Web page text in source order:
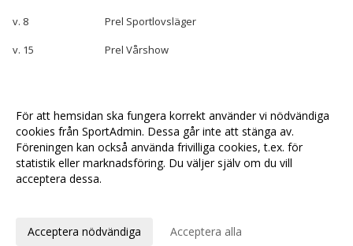
v. 8
Prel Sportlovsläger
v. 15
Prel Vårshow
v. 30
Karlskronalägret
inställningar
Webbversion
För att hemsidan ska fungera korrekt använder vi nödvändiga
cookies från SportAdmin. Dessa går inte att stänga av.
Föreningen kan också använda frivilliga cookies, t.ex. för
statistik eller marknadsföring. Du väljer själv om du vill
acceptera dessa.
Acceptera nödvändiga Acceptera alla